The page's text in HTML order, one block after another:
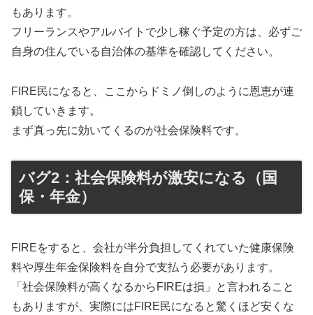
もあります。
フリーランスやアルバイトで少し稼ぐ予定の方は、必ずご
自身の住んでいる自治体の基準を確認してください。
FIRE民になると、ここからドミノ倒しのように恩恵が連
鎖していきます。
まず真っ先に効いてくるのが社会保険料です。
バグ2：社会保険料が激安になる（国
保・年金）
FIREをすると、会社が半分負担してくれていた健康保険
料や厚生年金保険料を自分で支払う必要があります。
「社会保険料が高くなるからFIREは損」と言われること
もありますが、実際にはFIRE民になると驚くほど安くな